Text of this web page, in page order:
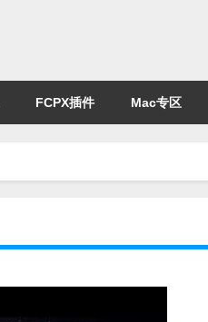
FCPX插件 Mac专区